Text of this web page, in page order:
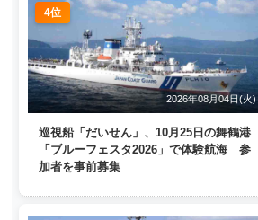
4位
2026年08月04日(火)
巡視船「だいせん」、10月25日の舞鶴港
「ブルーフェスタ2026」で体験航海 参
加者を事前募集